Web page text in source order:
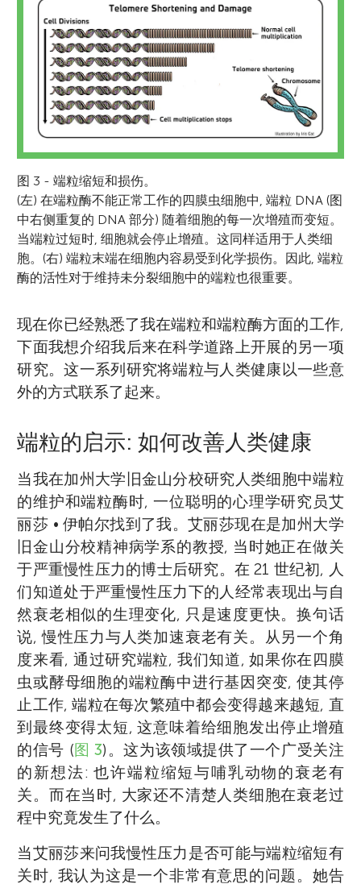
图 3 - 端粒缩短和损伤。
(左) 在端粒酶不能正常工作的四膜虫细胞中, 端粒 DNA (图
中右侧重复的 DNA 部分) 随着细胞的每一次增殖而变短。
当端粒过短时, 细胞就会停止增殖。这同样适用于人类细
胞。(右) 端粒末端在细胞内容易受到化学损伤。因此, 端粒
酶的活性对于维持未分裂细胞中的端粒也很重要。
现在你已经熟悉了我在端粒和端粒酶方面的工作,
下面我想介绍我后来在科学道路上开展的另一项
研究。这一系列研究将端粒与人类健康以一些意
外的方式联系了起来。
端粒的启示: 如何改善人类健康
当我在加州大学旧金山分校研究人类细胞中端粒
的维护和端粒酶时, 一位聪明的心理学研究员艾
丽莎 • 伊帕尔找到了我。艾丽莎现在是加州大学
旧金山分校精神病学系的教授, 当时她正在做关
于严重慢性压力的博士后研究。在 21 世纪初, 人
们知道处于严重慢性压力下的人经常表现出与自
然衰老相似的生理变化, 只是速度更快。换句话
说, 慢性压力与人类加速衰老有关。从另一个角
度来看, 通过研究端粒, 我们知道, 如果你在四膜
虫或酵母细胞的端粒酶中进行基因突变, 使其停
止工作, 端粒在每次繁殖中都会变得越来越短, 直
到最终变得太短, 这意味着给细胞发出停止增殖
的信号 (图 3)。这为该领域提供了一个广受关注
的新想法: 也许端粒缩短与哺乳动物的衰老有
关。而在当时, 大家还不清楚人类细胞在衰老过
程中究竟发生了什么。
当艾丽莎来问我慢性压力是否可能与端粒缩短有
关时, 我认为这是一个非常有意思的问题。她告